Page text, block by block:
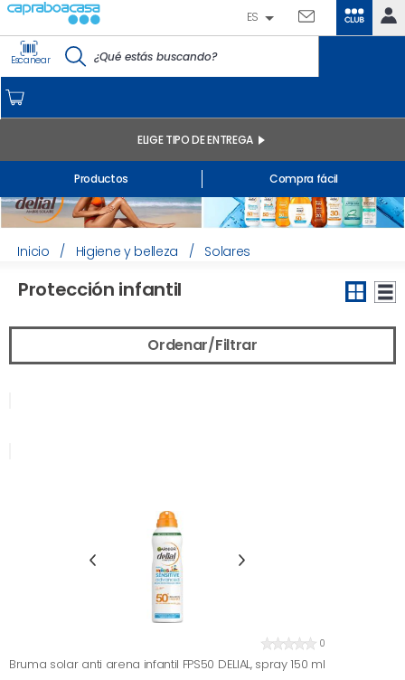
IDENTIFÍCATE
Pedidos online
Mis productos comprados en tienda y online
Listas
INFORMACIÓN GENERAL
ES
Escanear
Productos
ELIGE TIPO DE ENTREGA
Compra fácil
Inicio / Higiene y belleza / Solares
Protección infantil
Ordenar/Filtrar
0
Bruma solar anti arena infantil FPS50 DELIAL, spray 150 ml